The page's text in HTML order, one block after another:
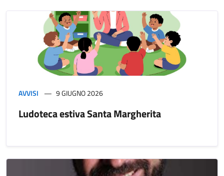
AVVISI 9 GIUGNO 2026
Ludoteca estiva Santa Margherita